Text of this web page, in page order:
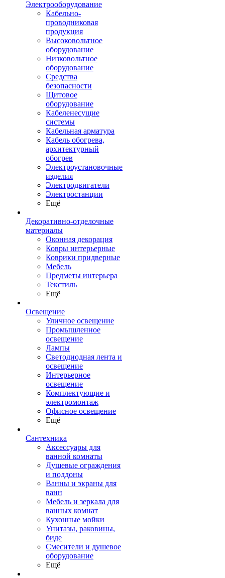
Электрооборудование
Кабельно-
проводниковая
продукция
Высоковольтное
оборудование
Низковольтное
оборудование
Средства
безопасности
Щитовое
оборудование
Кабеленесущие
системы
Кабельная арматура
Кабель обогрева,
архитектурный
обогрев
Электроустановочные
изделия
Электродвигатели
Электростанции
Ещё
Декоративно-отделочные
материалы
Оконная декорация
Ковры интерьерные
Коврики придверные
Мебель
Предметы интерьера
Текстиль
Ещё
Освещение
Уличное освещение
Промышленное
освещение
Лампы
Светодиодная лента и
освещение
Интерьерное
освещение
Комплектующие и
электромонтаж
Офисное освещение
Ещё
Сантехника
Аксессуары для
ванной комнаты
Душевые ограждения
и поддоны
Ванны и экраны для
ванн
Мебель и зеркала для
ванных комнат
Кухонные мойки
Унитазы, раковины,
биде
Смесители и душевое
оборудование
Ещё